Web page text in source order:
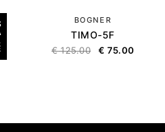
BOGNER
TIMO-5F
€125.00 € 75.00